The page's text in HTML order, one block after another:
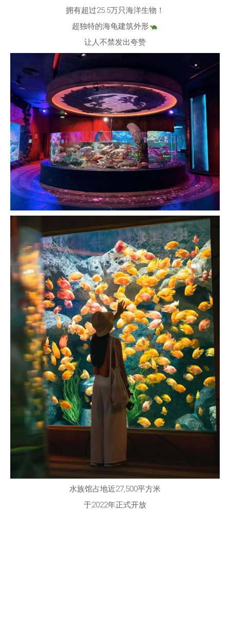
拥有超过25.5万只海洋生物！
超独特的海龟建筑外形
让人不禁发出夸赞
水族馆占地近27,500平方米
于2022年正式开放